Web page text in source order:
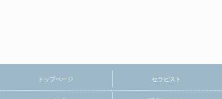
トップページ セラピスト